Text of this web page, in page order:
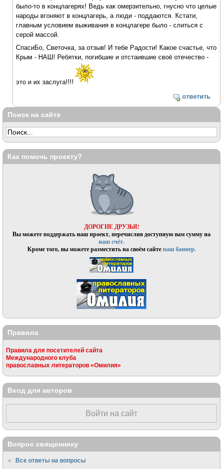
было-то в концлагерях! Ведь как омерзительно, гнусно что целые
народы вгоняют в концлагерь, а люди - поддаются. Кстати,
главным условием выживания в концлагере было - слиться с
серой массой.
СпасиБо, Светочка, за отзыв! И тебе Радости! Какое счастье, что
Крым - НАШ! Ребятки, погибшие и отстаившие своё отечество -
это и их заслуга!!!!
ответить
Поиск на сайте
Как помочь проекту?
ДОРОГИЕ ДРУЗЬЯ!
Вы можете поддержать наш проект, перечислив доступную вам сумму на
наш счёт.
Кроме того, вы можете разместить на своём сайтенаш баннер.
Правила
Правила для посетителей сайта
Международного клуба
православных литераторов «Омилия»
Вход для авторов
Войти на сайт
Вопрос священнику
Все ответы на вопросы